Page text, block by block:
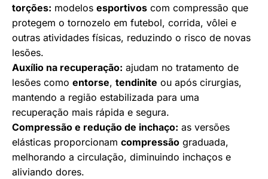
torções: modelos esportivos com compressão que
protegem o tornozelo em futebol, corrida, vôlei e
outras atividades físicas, reduzindo o risco de novas
lesões.
Auxílio na recuperação: ajudam no tratamento de
lesões como entorse, tendinite ou após cirurgias,
mantendo a região estabilizada para uma
recuperação mais rápida e segura.
Compressão e redução de inchaço: as versões
elásticas proporcionam compressão graduada,
melhorando a circulação, diminuindo inchaços e
aliviando dores.